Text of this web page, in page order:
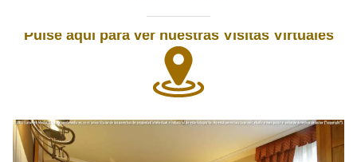
Pulse aquí para ver nuestras Visitas Virtuales